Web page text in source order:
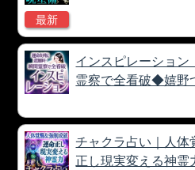
最新
インスピレーショ
霊察で全看破◆嬉野
チャクラ占い｜人
正し現実変える神霊